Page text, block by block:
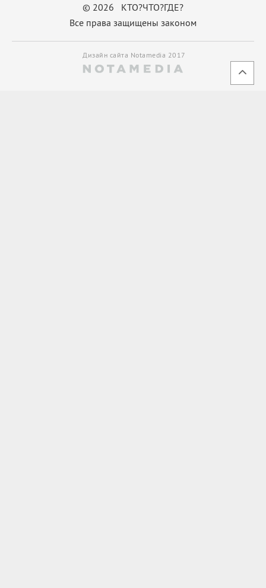
© 2026 КТО?ЧТО?ГДЕ?
Все права защищены законом
Дизайн сайта Notamedia 2017